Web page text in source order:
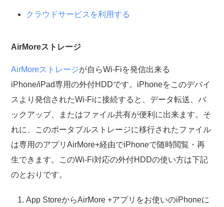
クラウドサービスを利用する
AirMoreストレージ
AirMoreストレージが自らWi-Fiを発信出来る
iPhone/iPad専用の外付HDDです。iPhoneをこのデバイ
スより発信されたWi-Fiに接続すると、データ転送、バ
ックアップ、またはファイル共有が便利に出来ます。そ
れに、このポータブルストレージに移行されたファイル
は専用のアプリAirMore+経由でiPhoneで随時閲覧・再
生できます。このWi-Fi対応の外付HDDの使い方は下記
のとおりです。
App StoreからAirMore +アプリをお使いのiPhoneに